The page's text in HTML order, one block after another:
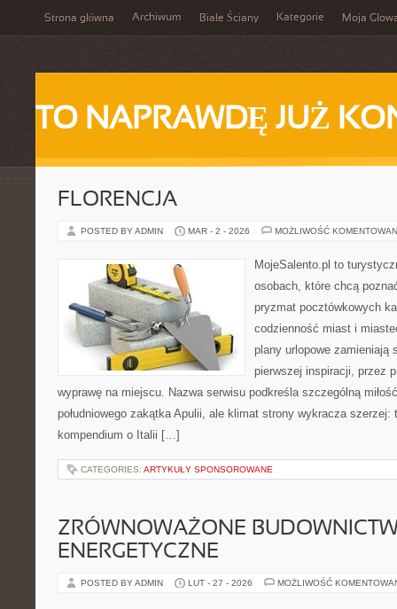
Strona główna Archiwum Białe Ściany Kategorie Moja
TO NAPRAWDĘ JUŻ
FLORENCJA
POSTED BY ADMIN MAR - 2 - 2026 MOŻLIWOŚĆ
MojeSalento.pl to
osobach, które chcą
pryzmat pocztówkowych
codzienność miast i
plany urlopowe zamieniają
pierwszej inspiracji, przez
wyprawę na miejscu. Nazwa serwisu podkreśla szczególną
południowego zakątka Apulii, ale klimat strony wykracza szerzej:
kompendium o Italii […]
CATEGORIES: ARTYKUŁY SPONSOROWANE
ZRÓWNOWAŻONE
ENERGETYCZNE
POSTED BY ADMIN LUT - 27 - 2026 MOŻLIWOŚĆ